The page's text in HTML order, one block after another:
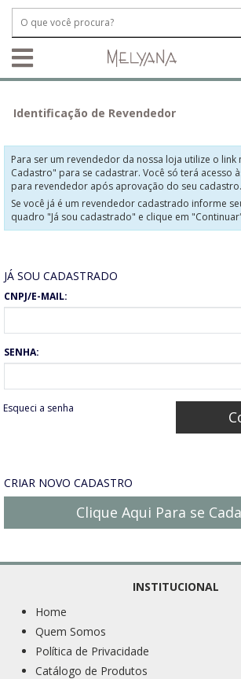
Identificação de Revendedor
Para ser um revendedor da nossa loja utilize o
Cadastro" para se cadastrar. Você só terá acesso
para revendedor após aprovação do seu cadastro.
Se você já é um revendedor cadastrado informe
quadro "Já sou cadastrado" e clique em
JÁ SOU CADASTRADO
CNPJ/E-MAIL:
SENHA:
Esqueci a senha
CRIAR NOVO CADASTRO
Clique Aqui Para se
INSTITUCIONAL
Home
Quem Somos
Política de Privacidade
Catálogo de Produtos